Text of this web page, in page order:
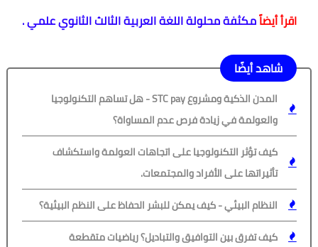
اقرأ أيضاًمكثفة محلولة اللغة العربية الثالث الثانوي علمي .
شاهد أيضًا
المدن الذكية ومشروع STC pay - هل تساهم التكنولوجيا
والعولمة في زيادة فرص عدم المساواة؟
كيف تؤثر التكنولوجيا على اتجاهات العولمة واستكشاف
تأثيراتها على الأفراد والمجتمعات.
النظام البيئي - كيف يمكن للبشر الحفاظ على النظم البيئية؟
كيف تفرق بين التوافيق والتباديل؟ رياضيات متقطعة